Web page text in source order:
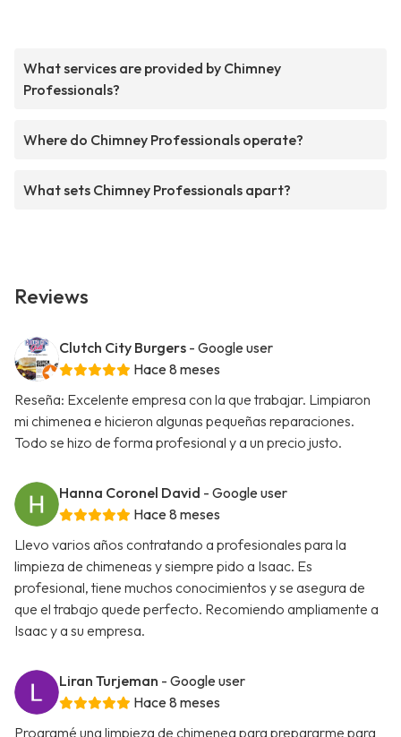
What services are provided by Chimney
Professionals?
Where do Chimney Professionals operate?
What sets Chimney Professionals apart?
Reviews
Clutch City Burgers - Google user
Hace 8 meses
Reseña: Excelente empresa con la que trabajar. Limpiaron
mi chimenea e hicieron algunas pequeñas reparaciones.
Todo se hizo de forma profesional y a un precio justo.
Hanna Coronel David - Google user
Hace 8 meses
Llevo varios años contratando a profesionales para la
limpieza de chimeneas y siempre pido a Isaac. Es
profesional, tiene muchos conocimientos y se asegura de
que el trabajo quede perfecto. Recomiendo ampliamente a
Isaac y a su empresa.
Liran Turjeman - Google user
Hace 8 meses
Programé una limpieza de chimenea para prepararme para